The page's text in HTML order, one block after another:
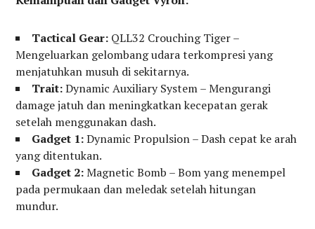
Tactical Gear: QLL32 Crouching Tiger –
Mengeluarkan gelombang udara terkompresi yang
menjatuhkan musuh di sekitarnya.
Trait:Dynamic Auxiliary System – Mengurangi
damage jatuh dan meningkatkan kecepatan gerak
setelah menggunakan dash.
Gadget 1:Dynamic Propulsion – Dash cepat ke arah
yang ditentukan.
Gadget 2:Magnetic Bomb – Bom yang menempel
pada permukaan dan meledak setelah hitungan
mundur.